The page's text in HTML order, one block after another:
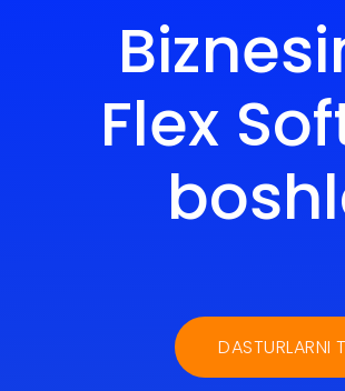
Flex
DASTURLARNI